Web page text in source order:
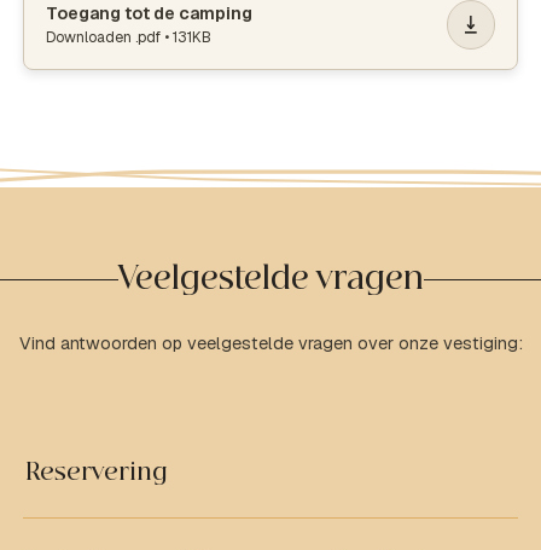
Toegang tot de camping
Downloaden .pdf • 131KB
Veelgestelde vragen
Vind antwoorden op veelgestelde vragen over onze vestiging:
Reservering